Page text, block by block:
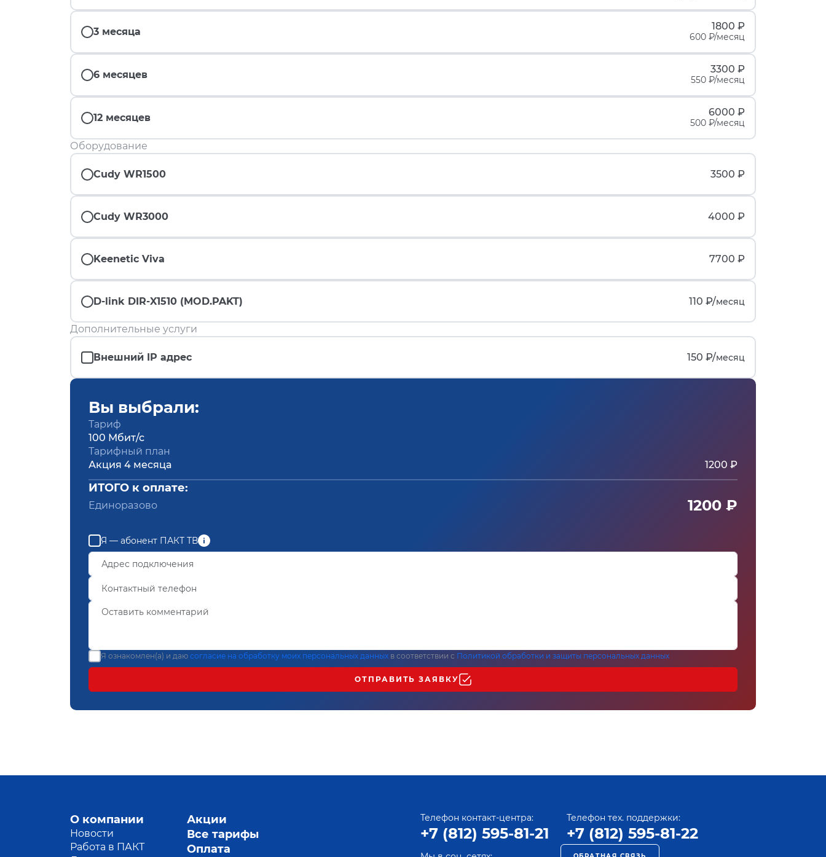
3 месяца 1800 ₽
600 ₽/месяц
6 месяцев 3300 ₽
550 ₽/месяц
12 месяцев 6000 ₽
500 ₽/месяц
Оборудование
Cudy WR1500 3500 ₽
Cudy WR3000 4000 ₽
Keenetic Viva 7700 ₽
D-link DIR-X1510 (MOD.PAKT) 110 ₽/месяц
Дополнительные услуги
Внешний IP адрес 150 ₽/месяц
Вы выбрали:
Тариф
100 Мбит/с
Тарифный план
Акция 4 месяца
1200 ₽
ИТОГО к оплате:
Единоразово 1200 ₽
Я — абонент ПАКТ ТВ
Я ознакомлен(а) и даю согласие на обработку моих персональных данных в соответствии с Политикой обработки и защиты персональных данных
ОТПРАВИТЬ ЗАЯВКУ
О компании
Новости
Работа в ПАКТ
Акции
Все тарифы
Оплата
Телефон контакт-центра:
+7 (812) 595-81-21
Телефон тех. поддержки:
+7 (812) 595-81-22